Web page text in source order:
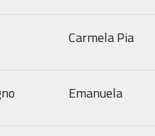
Carmela Pia
Emanuela